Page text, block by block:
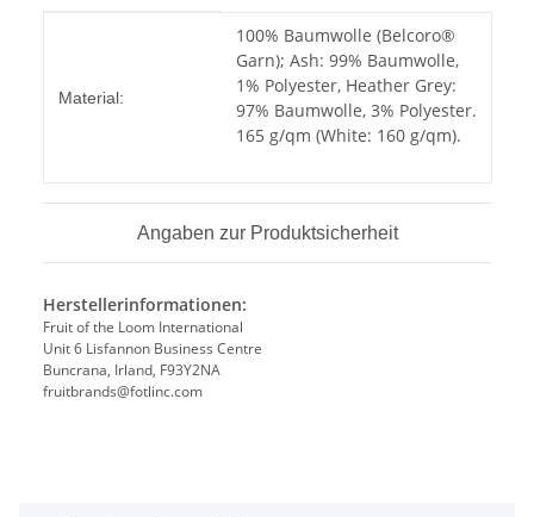
Material:
100% Baumwolle (Belcoro®
Garn); Ash: 99% Baumwolle,
1% Polyester, Heather Grey:
97% Baumwolle, 3% Polyester.
165 g/qm (White: 160 g/qm).
Angaben zur Produktsicherheit
Herstellerinformationen:
Fruit of the Loom International
Unit 6 Lisfannon Business Centre
Buncrana, Irland, F93Y2NA
fruitbrands@fotlinc.com